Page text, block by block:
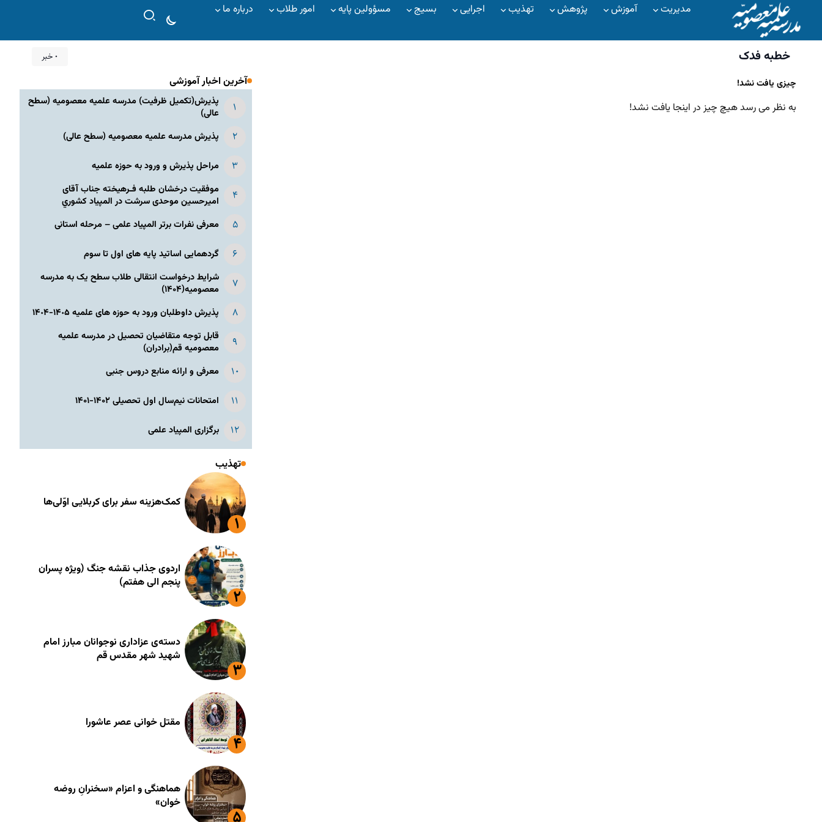
مدیریت آموزش پژوهش تهذیب اجرایی بسیج مسؤولین پایه امور طلاب درباره ما
خطبه فدک ۰ خبر
چیزی یافت نشد!
به نظر می رسد هیچ چیز در اینجا یافت نشد!
آخرین اخبار آموزشی
پذیرش(تکمیل ظرفیت) مدرسه علمیه معصومیه‌ (سطح
عالی)
پذیرش مدرسه علمیه معصومیه‌ (سطح عالی)
مراحل پذیرش و ورود به حوزه علمیه
موفقیت درخشان طلبه فـرهیخته جناب آقای
امیرحسین موحدی سرشت در المپياد كشوري
معرفی نفرات برتر المپیاد علمی – مرحله استانی
گردهمایی اساتید پایه های اول تا سوم
شرایط درخواست انتقالی طلاب سطح یک به مدرسه
معصومیه(۱۴۰۴)
پذیرش داوطلبان ورود به حوزه های علمیه ١۴٠۵-١۴٠۴
قابل توجه متقاضیان تحصیل در مدرسه علمیه
معصومیه قم(برادران)
معرفی و ارائه منابع دروس جنبی
امتحانات نیم‌سال اول تحصیلی ۱۴۰۲-۱۴۰۱
برگزاری المپیاد علمی
تهذیب
کمک‌هزینه سفر برای کربلایی اوّلی‌ها
اردوی جذاب نقشه جنگ (ویژه پسران
پنجم الی هفتم)
دسته‌ی عزاداری نوجوانان مبارز امام
شهید شهر مقدس قم
مقتل خوانی عصر عاشورا
هماهنگی و اعزام «سخنرانِ روضه
خوان»